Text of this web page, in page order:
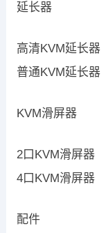
延长器
高清KVM延长器
普通KVM延长器
KVM滑屏器
2口KVM滑屏器
4口KVM滑屏器
配件